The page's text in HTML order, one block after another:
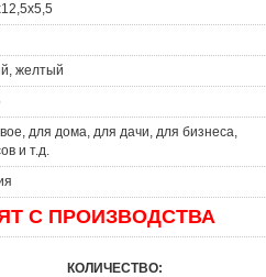
желтый
для дома, для дачи, для бизнеса,
и т.д.
С ПРОИЗВОДСТВА
КОЛИЧЕСТВО: